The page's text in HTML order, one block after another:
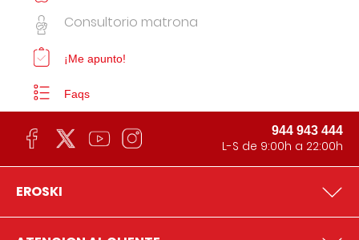
Consultorio matrona
¡Me apunto!
Faqs
944 943 444
L-S de 9:00h a 22:00h
EROSKI